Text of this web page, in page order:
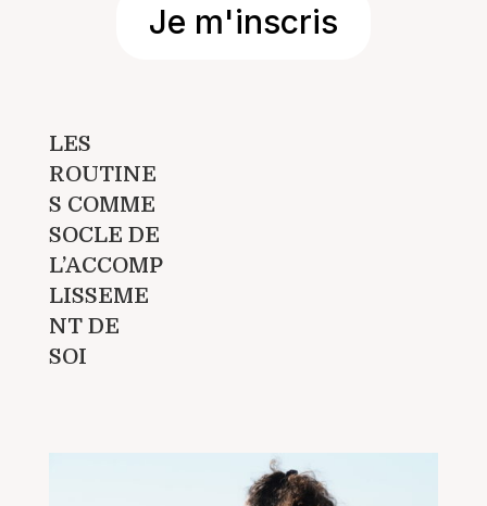
Je m'inscris
LES
ROUTINE
S COMME
SOCLE DE
L’ACCOMP
LISSEME
NT DE
SOI